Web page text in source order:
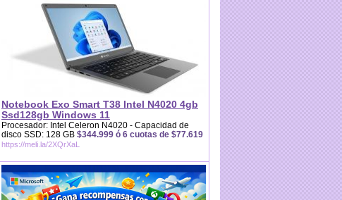
Notebook Exo Smart T38 Intel N4020 4gb
Ssd128gb Windows 11
Procesador: Intel Celeron N4020 - Capacidad de
disco SSD: 128 GB $344.999 ó 6 cuotas de $77.619
https://meli.la/2XQrXaL